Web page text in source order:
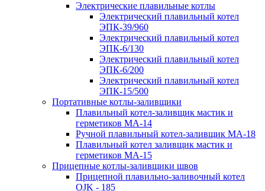
Электрические плавильные котлы
Электрический плавильный котел
ЭПК-39/960
Электрический плавильный котел
ЭПК-6/130
Электрический плавильный котел
ЭПК-6/200
Электрический плавильный котел
ЭПК-15/500
Портативные котлы-заливщики
Плавильный котел-заливщик мастик и
герметиков МА-14
Ручной плавильный котел-заливщик МА-18
Плавильный котел заливщик мастик и
герметиков МА-15
Прицепные котлы-заливщики швов
Прицепной плавильно-заливочный котел
OJK - 185